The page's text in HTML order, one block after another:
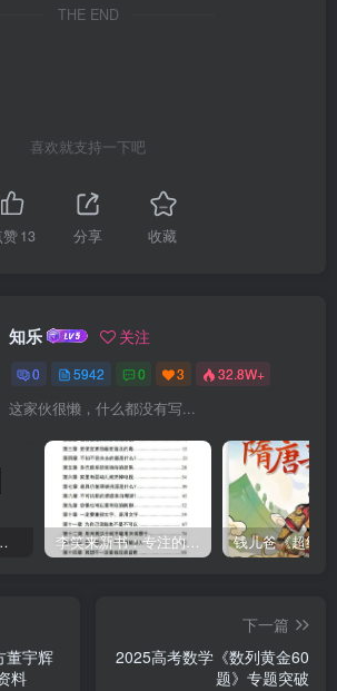
THE END
喜欢就支持一下吧
赞13 分享 收藏
知乐 关注
0 5942 0 3 32.8W+
这家伙很懒，什么都没有写...
科全套高清视频 李笑来新书：专注的真相 [PDF]
董宇辉
料
下一篇
2025高考数学《数列黄金60
题》专题突破